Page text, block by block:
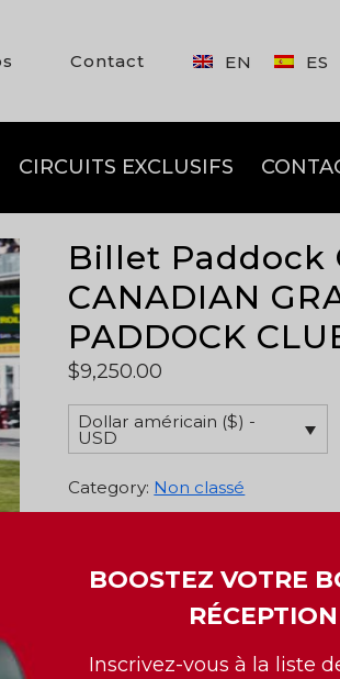
Contact EN ES
CIRCUITS EXCLUSIFS
Billet
CANADIAN
PADDOCK
$9,250.00
Dollar américain ($) -
USD
Category: Non classé
BOOSTEZ VOTRE
RÉCEPTION
Inscrivez-vous à la liste